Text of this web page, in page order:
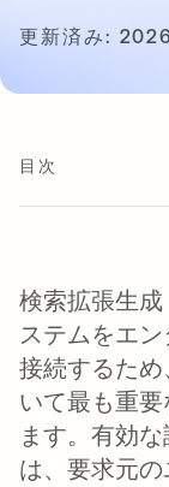
更新済み:
目次
検索拡張生成
ステムをエ
接続するた
いて最も重
ます。有効
は、要求元